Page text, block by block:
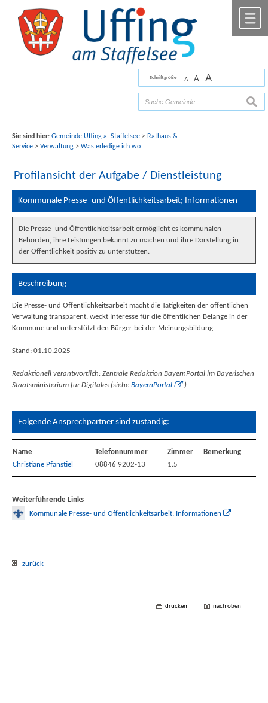
Schriftgröße A A A
Bilder mit freundlicher Unterstützung von FotografFlorian Werner
Sie sind hier: Gemeinde Uffing a. Staffelsee> Rathaus &
Service> Verwaltung> Was erledige ich wo
Profilansicht der Aufgabe / Dienstleistung
Kommunale Presse- und Öffentlichkeitsarbeit; Informationen
Die Presse- und Öffentlichkeitsarbeit ermöglicht es kommunalen
Behörden, ihre Leistungen bekannt zu machen und ihre Darstellung in
der Öffentlichkeit positiv zu unterstützen.
Beschreibung
Die Presse- und Öffentlichkeitsarbeit macht die Tätigkeiten der öffentlichen
Verwaltung transparent, weckt Interesse für die öffentlichen Belange in der
Kommune und unterstützt den Bürger bei der Meinungsbildung.
Stand: 01.10.2025
Redaktionell verantwortlich: Zentrale Redaktion BayernPortal im Bayerischen
Staatsministerium für Digitales (siehe BayernPortal )
Folgende Ansprechpartner sind zuständig:
Name Telefonnummer Zimmer
Bemerkung
Christiane Pfanstiel
08846 9202-13 1.5
Weiterführende Links
Kommunale Presse- und Öffentlichkeitsarbeit; Informationen
zurück
drucken nach oben